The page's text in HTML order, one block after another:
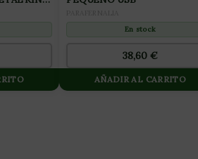
En stock
38,60 €
AÑADIR AL CARRITO